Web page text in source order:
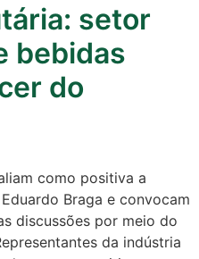
setor
bebidas
do
como positiva a
Braga e convocam
discussões por meio do
da indústria